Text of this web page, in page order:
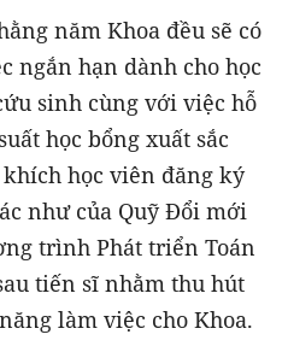
năm Khoa đều sẽ có
ngắn hạn dành cho học
sinh cùng với việc hỗ
học bổng xuất sắc
học viên đăng ký
như của Quỹ Đổi mới
trình Phát triển Toán
tiến sĩ nhằm thu hút
làm việc cho Khoa.